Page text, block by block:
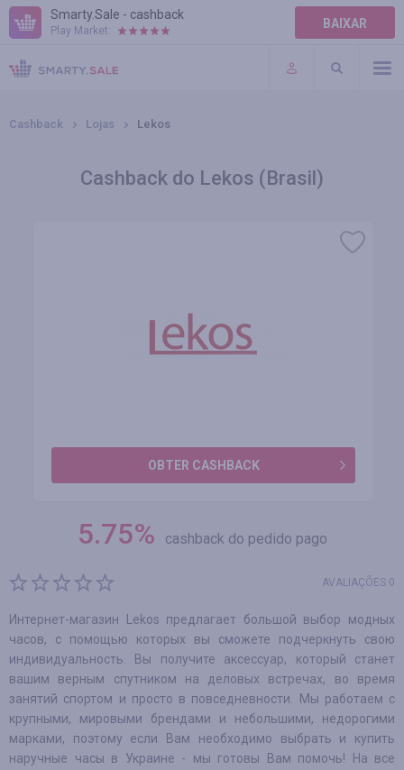
Smarty.Sale - cashback
Play Market: BAIXAR
AJUDA
TERMOS DE USO
Cashback Lojas Lekos
Cashback do Lekos (Brasil)
OBTER CASHBACK
5.75% cashback do pedido pago
AVALIAÇÕES 0
Интернет-магазин Lekos предлагает большой выбор модных
часов, с помощью которых вы сможете подчеркнуть свою
индивидуальность. Вы получите аксессуар, который станет
вашим верным спутником на деловых встречах, во время
занятий спортом и просто в повседневности. Мы работаем с
крупными, мировыми брендами и небольшими, недорогими
марками, поэтому если Вам необходимо выбрать и купить
наручные часы в Украине - мы готовы Вам помочь! На все